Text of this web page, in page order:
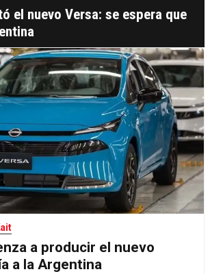
el nuevo Versa: se espera que
a producir el nuevo
a la Argentina